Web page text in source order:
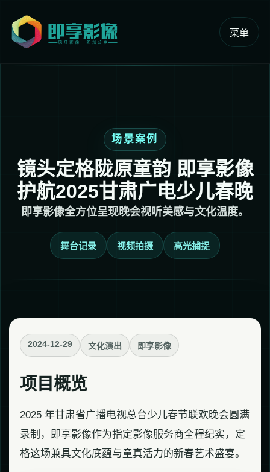
菜单
场景案例
镜头定格陇原童韵 即享影像
护航2025甘肃广电少儿春晚
即享影像全方位呈现晚会视听美感与文化温度。
舞台记录 视频拍摄 高光捕捉
2024-12-29 文化演出 即享影像
项目概览
2025 年甘肃省广播电视总台少儿春节联欢晚会圆满
录制，即享影像作为指定影像服务商全程纪实，定
格这场兼具文化底蕴与童真活力的新春艺术盛宴。